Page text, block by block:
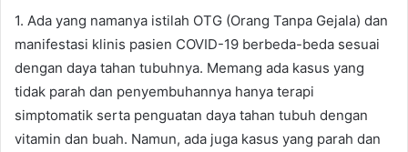
1. Ada yang namanya istilah OTG (Orang Tanpa Gejala) dan
manifestasi klinis pasien COVID-19 berbeda-beda sesuai
dengan daya tahan tubuhnya. Memang ada kasus yang
tidak parah dan penyembuhannya hanya terapi
simptomatik serta penguatan daya tahan tubuh dengan
vitamin dan buah. Namun, ada juga kasus yang parah dan